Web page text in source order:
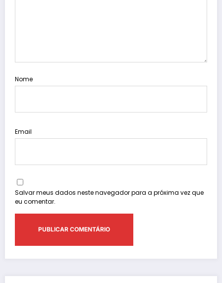
Nome
Email
Salvar meus dados neste navegador para a próxima vez que
eu comentar.